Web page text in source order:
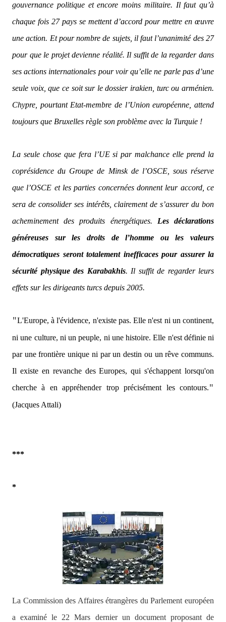
gouvernance politique et encore moins militaire. Il faut qu’à
chaque fois 27 pays se mettent d’accord pour mettre en œuvre
une action. Et pour nombre de sujets, il faut l’unanimité des 27
pour que le projet devienne réalité. Il suffit de la regarder dans
ses actions internationales pour voir qu’elle ne parle pas d’une
seule voix, que ce soit sur le dossier irakien, turc ou arménien.
Chypre, pourtant Etat-membre de l’Union européenne, attend
toujours que Bruxelles règle son problème avec la Turquie !
La seule chose que fera l’UE si par malchance elle prend la
coprésidence du Groupe de Minsk de l’OSCE, sous réserve
que l’OSCE et les parties concernées donnent leur accord, ce
sera de consolider ses intérêts, clairement de s’assurer du bon
acheminement des produits énergétiques. Les déclarations
généreuses sur les droits de l’homme ou les valeurs
démocratiques seront totalement inefficaces pour assurer la
sécurité physique des Karabakhis. Il suffit de regarder leurs
effets sur les dirigeants turcs depuis 2005.
"L'Europe, à l'évidence, n'existe pas. Elle n'est ni un continent,
ni une culture, ni un peuple, ni une histoire. Elle n'est définie ni
par une frontière unique ni par un destin ou un rêve communs.
Il existe en revanche des Europes, qui s'échappent lorsqu'on
cherche à en appréhender trop précisément les contours."
(Jacques Attali)
***
*
La Commission des Affaires étrangères du Parlement européen
a examiné le 22 Mars dernier un document proposant de